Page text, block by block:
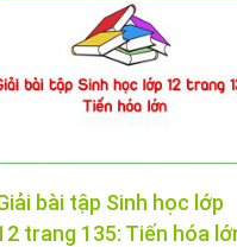
bài tập Sinh học lớp
trang 135: Tiến hóa